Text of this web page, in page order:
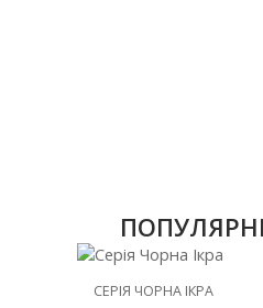
НОВИНКА
СЕРІЯ ЧОРНА ІКРА